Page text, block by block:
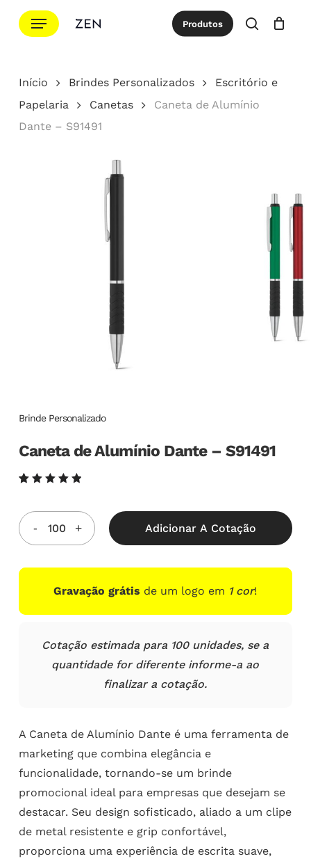
para
principal
Menu Produtos
procurar
Cotação Close
Início Brindes Personalizados
Escritório e
Papelaria
Canetas
Caneta de Alumínio
Dante – S91491
Brinde Personalizado
Caneta de Alumínio Dante – S91491
5.00de
5, com
baseado
em
clientes
Adicionar A Cotação
Gravação grátis de um logo em 1 cor!
Cotação estimada para 100 unidades, se a
quantidade for diferente informe-a ao
finalizar a cotação.
A Caneta de Alumínio Dante é uma ferramenta de
marketing que combina elegância e
funcionalidade, tornando-se um brinde
promocional ideal para empresas que desejam se
destacar. Seu design sofisticado, aliado a um clipe
de metal resistente e grip confortável,
proporciona uma experiência de escrita suave,